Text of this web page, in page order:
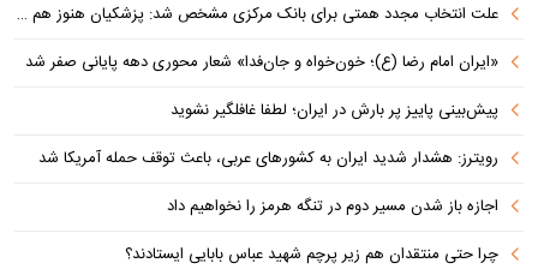
علت انتخاب مجدد همتی برای بانک مرکزی مشخص شد: پزشکیان هنوز هم متوجه نشده است چرا همتی استیضاح شد!
«ایران امام رضا (ع)؛ خون‌خواه و جان‌فدا» شعار محوری دهه پایانی صفر شد
پیش‌بینی پاییز پر بارش در ایران؛ لطفا غافلگیر نشوید
رویترز: هشدار شدید ایران به کشورهای عربی، باعث توقف حمله آمریکا شد
اجازه باز شدن مسیر دوم در تنگه هرمز را نخواهیم داد
چرا حتی منتقدان هم زیر پرچم شهید عباس بابایی ایستادند؟